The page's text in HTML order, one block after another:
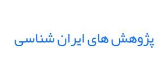
پژوهش های ایران شناسی